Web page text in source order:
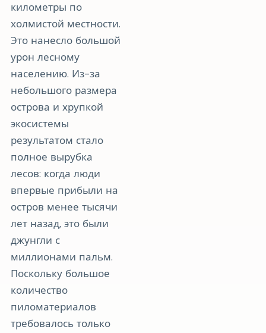
километры по
холмистой местности.
Это нанесло большой
урон лесному
населению. Из-за
небольшого размера
острова и хрупкой
экосистемы
результатом стало
полное вырубка
лесов: когда люди
впервые прибыли на
остров менее тысячи
лет назад, это были
джунгли с
миллионами пальм.
Поскольку большое
количество
пиломатериалов
требовалось только